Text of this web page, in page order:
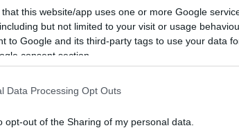
that this website/app uses one or more Google
but not limited to your visit or usage
to Google and its third-party tags to use your data
consent section.
Data Processing Opt Outs
opt-out of the Sharing of my personal data.
készen állsz a visszatérésre. Amikor hosszú idõt
már visszatérni az edzésekhez. Ezt tesszük most
de élvezetesek így is és a túra lehetõséget ad,
élményeket szerezzünk. Ebben a
szezon rajtjáig."
össze a Vörös Ördögök számára, hiszen az
ellen, ráadásul a televíziós közvetítések miatt